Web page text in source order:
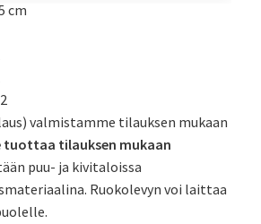
cm
valmistamme tilauksen mukaan
tuottaa tilauksen mukaan
puu- ja kivitaloissa
Ruokolevyn voi laittaa